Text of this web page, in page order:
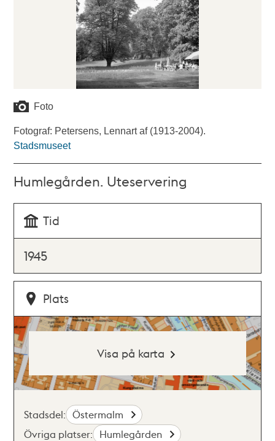
Foto
Fotograf: Petersens, Lennart af (1913-2004).
Stadsmuseet
Humlegården. Uteservering
Tid
1945
Plats
Visa på karta
Stadsdel: Östermalm
Övriga platser: Humlegården